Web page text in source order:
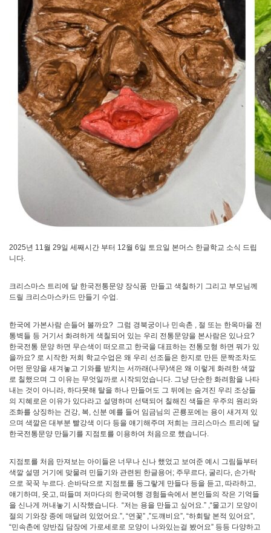
2025년 11월 29일 세째시간 부터 12월 6일 토요일 본머스 한글학교 소식 드립
니다.
크리스마스 트리에 달 한국전통문양 장식품 만들고 색칠하기 그리고 부모님께
드릴 크리스마스카드 만들기 수업.
한국에 가본사람 손들어 볼까요? 그럼 경북궁이나 민속촌 , 절 또는 한옥마을 전
통벽들 등 거기서 화려하게 색칠되어 있는 우리 전통문양을 본사람은 있나요?
한국전통 문양 하면 무슨색이 떠오르고 한국을 대표하는 전통모형 하면 뭐가 있
을까요? 로 시작한 저희 학교수업은 왜 우리 선조들은 한지로 만든 문짝조차도
어떤 문양을 새겨놓고 기와를 받치는 서까래(나무)색은 왜 이렇게 화려한 색깔
로 칠했으며 그 이유는 무엇일까로 시작되었습니다. 그냥 단순한 화려함을 나타
내는 것이 아니라, 하다못해 탈을 하나 만들어도 그 뒤에는 숨겨진 우리 조상들
의 지혜로은 이유가 있다라고 설명하며 선택되어 칠해진 색들은 우주의 원리와
조화를 상징하는 건강, 복, 신분 예를 들어 임금님의 곤룡포에는 용이 새겨져 있
으며 색깔은 대부분 빨강색 이다 등을 얘기해주며 저희는 크리스마스 트리에 달
한국전통문양 만들기를 지점토를 이용하여 처음으로 했습니다.
지점토를 처음 만져보는 아이들은 너무나 신나 했었고 보여준 예시 그림들부터
색깔 설명 거기에 맞물려 민들기와 관련된 한글용어; 주무르다, 굴리다, 손가락
으로 꾹꾹 누르다. 손바닥으로 지점토를 동그랗게 만들다 등을 듣고, 따라하고,
얘기하며, 웃고, 떠들며 저마다의 한국여행 경험들속에서 본인들의 작은 기억들
을 신나게 꺼내놓기 시작했습니다. “저는 용을 만들고 싶어요.” ,“물고기 모양이
절의 기와장 종에 매달려 있었어요.”, “연꽃” ,”도꺠비요”, “하회탈 본적 있어요”,
“민속촌에 양반집 담장에 가로세로로 모양이 나와있는걸 봤어요” 등등 다양하고